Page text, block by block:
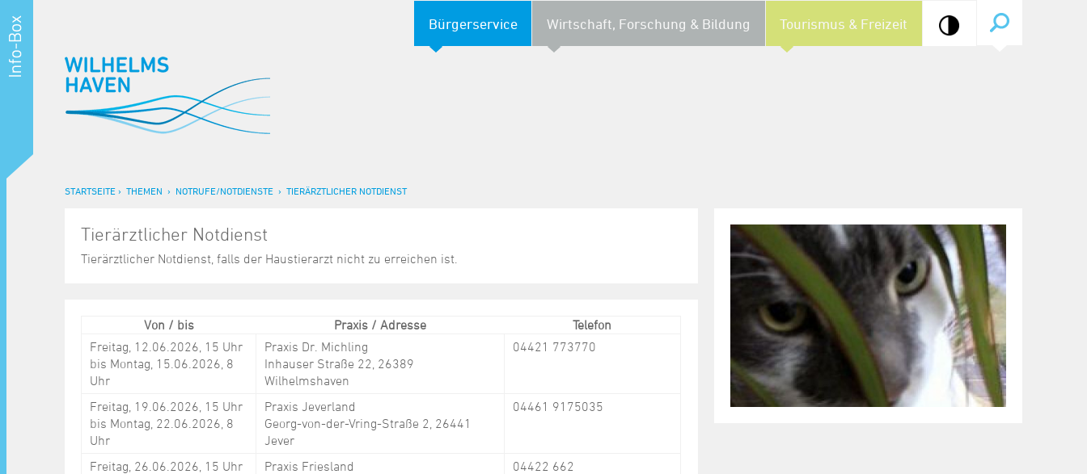
Bürgerservice Wirtschaft, Forschung & Bildung Tourismus & Freizeit
STARTSEITE THEMEN NOTRUFE/NOTDIENSTE TIERÄRZTLICHER NOTDIENST
Tierärztlicher Notdienst
Tierärztlicher Notdienst, falls der Haustierarzt nicht zu erreichen ist.
Von / bis Praxis / Adresse
Telefon
Freitag, 12.06.2026, 15 Uhr
bis Montag, 15.06.2026, 8
Uhr
Praxis Dr. Michling
Inhauser Straße 22, 26389
Wilhelmshaven
04421 773770
Freitag, 19.06.2026, 15 Uhr
bis Montag, 22.06.2026, 8
Uhr
Praxis Jeverland
Georg-von-der-Vring-Straße 2, 26441
Jever
04461 9175035
Freitag, 26.06.2026, 15 Uhr
Praxis Friesland
04422 662